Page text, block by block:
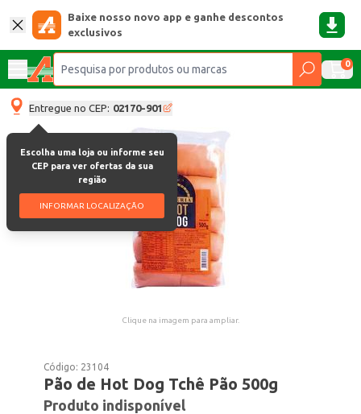
Baixe nosso novo app e ganhe descontos
exclusivos
0
Entregue no CEP: 02170-901
Escolha uma loja ou informe seu
CEP para ver ofertas da sua
região
INFORMAR LOCALIZAÇÃO
Clique na imagem para ampliar.
Código: 23104
Pão de Hot Dog Tchê Pão 500g
Produto indisponível